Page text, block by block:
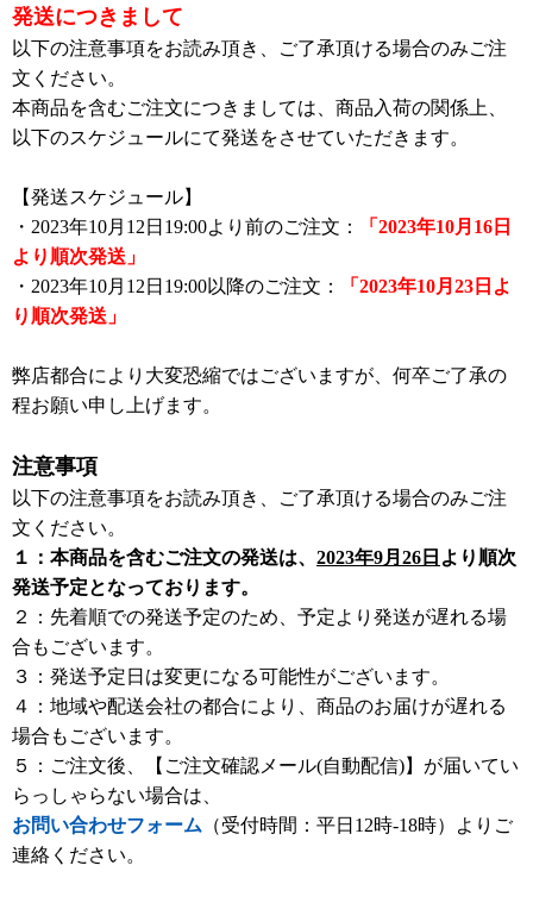
発送につきまして
以下の注意事項をお読み頂き、ご了承頂ける場合のみご注
文ください。
本商品を含むご注文につきましては、商品入荷の関係上、
以下のスケジュールにて発送をさせていただきます。
【発送スケジュール】
・2023年10月12日19:00より前のご注文：
「2023年10月16日
より順次発送」
・2023年10月12日19:00以降のご注文：
「2023年10月23日よ
り順次発送」
弊店都合により大変恐縮ではございますが、何卒ご了承の
程お願い申し上げます。
注意事項
以下の注意事項をお読み頂き、ご了承頂ける場合のみご注
文ください。
１：本商品を含むご注文の発送は、 2023年9月26日 より順次
発送予定となっております。
２：先着順での発送予定のため、予定より発送が遅れる場
合もございます。
３：発送予定日は変更になる可能性がございます。
４：地域や配送会社の都合により、商品のお届けが遅れる
場合もございます。
５：ご注文後、【ご注文確認メール(自動配信)】が届いてい
らっしゃらない場合は、
お問い合わせフォーム （受付時間：平日12時-18時）よりご
連絡ください。